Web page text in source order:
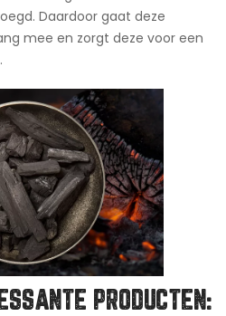
Daardoor gaat deze
mee en zorgt deze voor een
PRODUCTEN: